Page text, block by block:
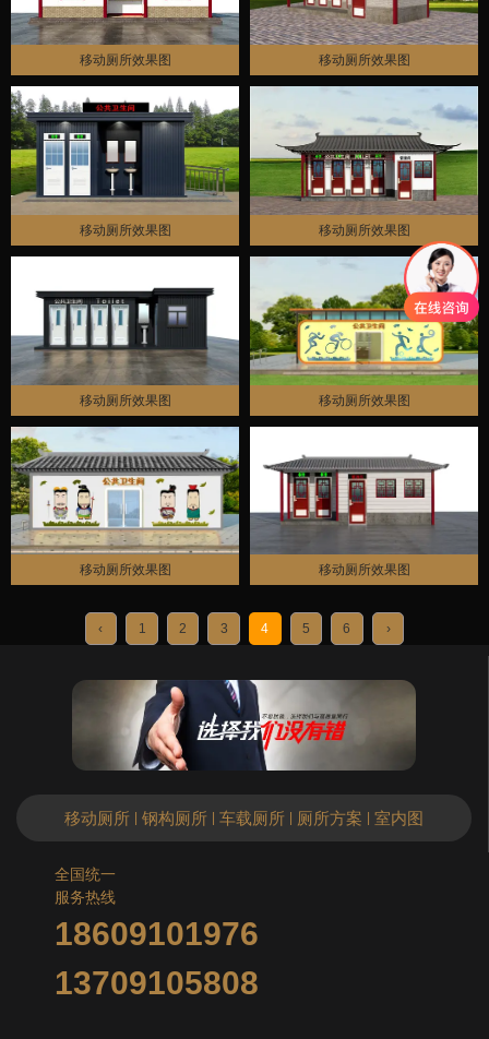
移动厕所效果图 移动厕所效果图
移动厕所效果图 移动厕所效果图
移动厕所效果图 移动厕所效果图
移动厕所效果图 移动厕所效果图
‹ 1 2 3 4 5 6 ›
移动厕所 钢构厕所 车载厕所 厕所方案 室内图
全国统一
服务热线
18609101976
13709105808